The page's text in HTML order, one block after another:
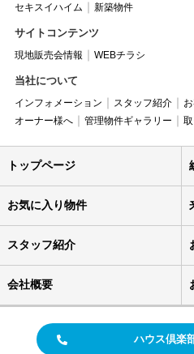
セキスイハイム
新築物件
サイトコンテンツ
現地販売会情報 WEBチラシ
当社について
インフォメーション スタッフ紹介
オーナー様へ
管理物件ギャラリー
トップページ
お気に入り物件
スタッフ紹介
会社概要
ハウス倶